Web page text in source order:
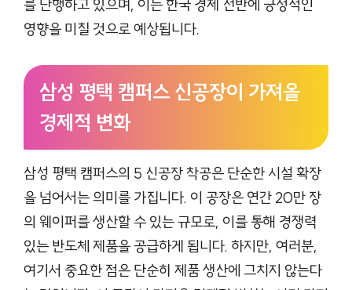
를 단행하고 있으며, 이는 한국 경제 전반에 긍정적인
영향을 미칠 것으로 예상됩니다.
삼성 평택 캠퍼스 신공장이 가져올
경제적 변화
삼성 평택 캠퍼스의 5 신공장 착공은 단순한 시설 확장
을 넘어서는 의미를 가집니다. 이 공장은 연간 20만 장
의 웨이퍼를 생산할 수 있는 규모로, 이를 통해 경쟁력
있는 반도체 제품을 공급하게 됩니다. 하지만, 여러분,
여기서 중요한 점은 단순히 제품 생산에 그치지 않는다